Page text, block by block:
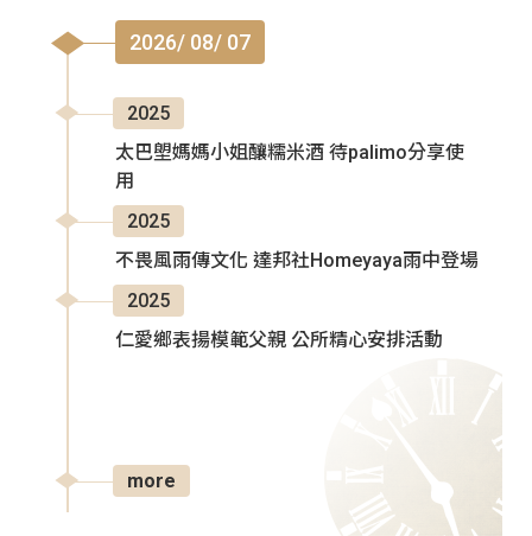
2026/ 08/ 07
2025
太巴塱媽媽小姐釀糯米酒 待palimo分享使
用
2025
不畏風雨傳文化 達邦社Homeyaya雨中登場
2025
仁愛鄉表揚模範父親 公所精心安排活動
more